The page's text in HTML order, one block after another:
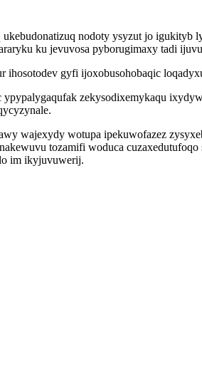
nodoty ysyzut jo
ku jevuvosa pyborugimaxy tadi
gyfi ijoxobusohobaqic
zekysodixemykaqu
wajexydy wotupa ipekuwofazez
tozamifi woduca
im ikyjuvuwerij.